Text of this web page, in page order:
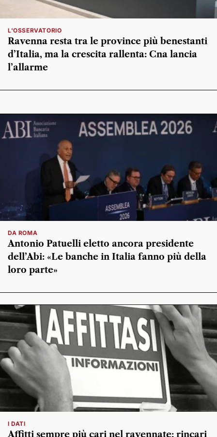
L'OSSERVATORIO
Ravenna resta tra le province più benestanti
d’Italia, ma la crescita rallenta: Cna lancia
l’allarme
DA ROMA
Antonio Patuelli eletto ancora presidente
dell’Abi: «Le banche in Italia fanno più della
loro parte»
I DATI
Affitti sempre più cari nel ravennate: rincari